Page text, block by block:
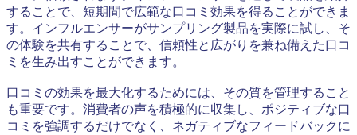
することで、短期間で広範な口コミ効果を得ることができま
す。インフルエンサーがサンプリング製品を実際に試し、そ
の体験を共有することで、信頼性と広がりを兼ね備えた口コ
ミを生み出すことができます。
口コミの効果を最大化するためには、その質を管理すること
も重要です。消費者の声を積極的に収集し、ポジティブな口
コミを強調するだけでなく、ネガティブなフィードバックに